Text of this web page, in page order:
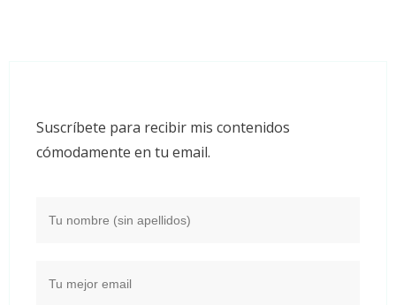
Suscríbete para recibir mis contenidos
cómodamente en tu email.